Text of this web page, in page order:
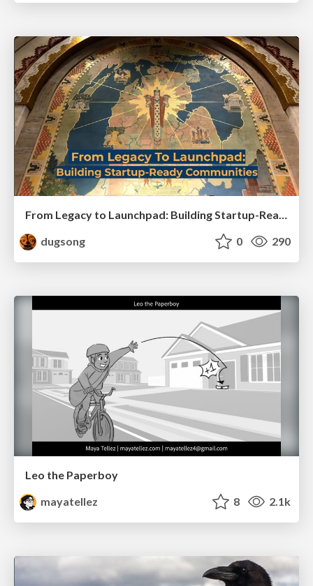
From Legacy to Launchpad: Building Startup-Ready Communities
dugsong
0 290
Leo the Paperboy
mayatellez
8 2.1k